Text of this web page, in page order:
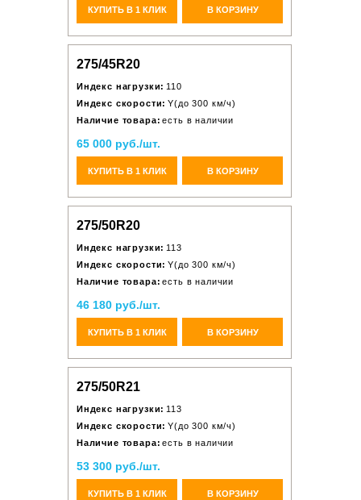
КУПИТЬ В 1 КЛИК В КОРЗИНУ
275/45R20
Индекс нагрузки: 110
Индекс скорости: Y(до 300 км/ч)
Наличие товара: есть в наличии
65 000 руб./шт.
КУПИТЬ В 1 КЛИК В КОРЗИНУ
275/50R20
Индекс нагрузки: 113
Индекс скорости: Y(до 300 км/ч)
Наличие товара: есть в наличии
46 180 руб./шт.
КУПИТЬ В 1 КЛИК В КОРЗИНУ
275/50R21
Индекс нагрузки: 113
Индекс скорости: Y(до 300 км/ч)
Наличие товара: есть в наличии
53 300 руб./шт.
КУПИТЬ В 1 КЛИК В КОРЗИНУ